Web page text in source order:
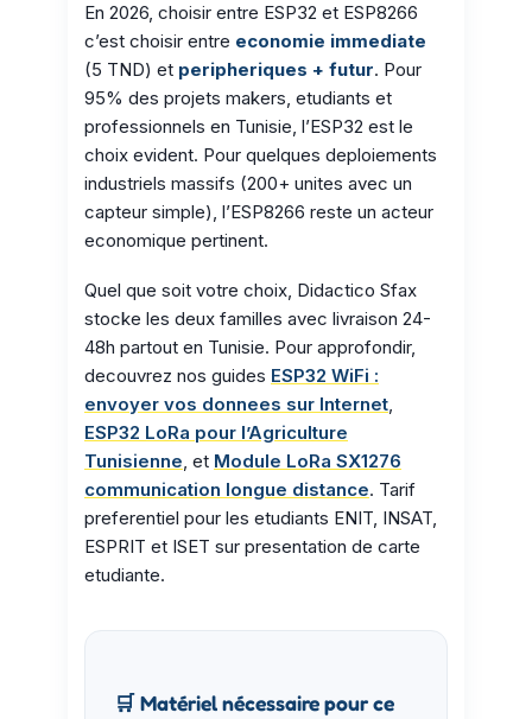
En 2026, choisir entre ESP32 et ESP8266
c’est choisir entre economie immediate
(5 TND) et peripheriques + futur. Pour
95% des projets makers, etudiants et
professionnels en Tunisie, l’ESP32 est le
choix evident. Pour quelques deploiements
industriels massifs (200+ unites avec un
capteur simple), l’ESP8266 reste un acteur
economique pertinent.
Quel que soit votre choix, Didactico Sfax
stocke les deux familles avec livraison 24-
48h partout en Tunisie. Pour approfondir,
decouvrez nos guides ESP32 WiFi :
envoyer vos donnees sur Internet,
ESP32 LoRa pour l’Agriculture
Tunisienne, et Module LoRa SX1276
communication longue distance. Tarif
preferentiel pour les etudiants ENIT, INSAT,
ESPRIT et ISET sur presentation de carte
etudiante.
🛒 Matériel nécessaire pour ce